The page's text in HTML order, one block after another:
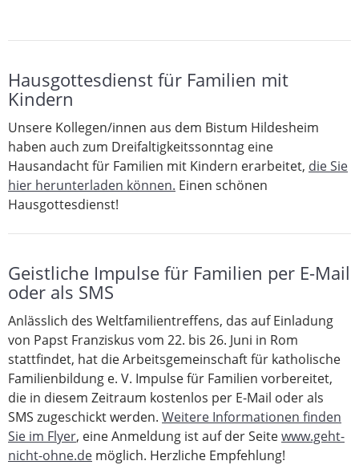
Hausgottesdienst für Familien mit
Kindern
Unsere Kollegen/innen aus dem Bistum Hildesheim
haben auch zum Dreifaltigkeitssonntag eine
Hausandacht für Familien mit Kindern erarbeitet, die Sie
hier herunterladen können. Einen schönen
Hausgottesdienst!
Geistliche Impulse für Familien per E-Mail
oder als SMS
Anlässlich des Weltfamilientreffens, das auf Einladung
von Papst Franziskus vom 22. bis 26. Juni in Rom
stattfindet, hat die Arbeitsgemeinschaft für katholische
Familienbildung e. V. Impulse für Familien vorbereitet,
die in diesem Zeitraum kostenlos per E-Mail oder als
SMS zugeschickt werden. Weitere Informationen finden
Sie im Flyer, eine Anmeldung ist auf der Seitewww.geht-
nicht-ohne.de möglich. Herzliche Empfehlung!